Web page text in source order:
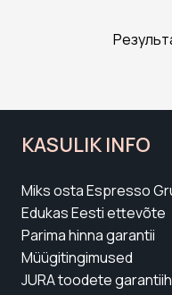
KASULIK INFO
Miks osta Espresso
Edukas Eesti ettevõte
Parima hinna garantii
Müügitingimused
JURA toodete